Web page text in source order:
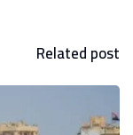
Related post